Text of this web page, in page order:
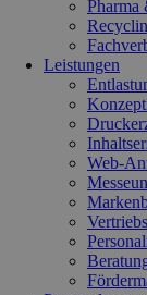
Pharma
Leistungen
Web-